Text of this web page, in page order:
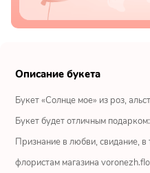
Орхидеи
Ромашки
Альстромерии
Описание букета
Букет «Солнце мое» из роз,
Букет будет отличным
Признание в любви, свидание, в
флористам магазина